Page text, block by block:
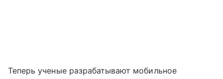
Теперь ученые разрабатывают мобильное